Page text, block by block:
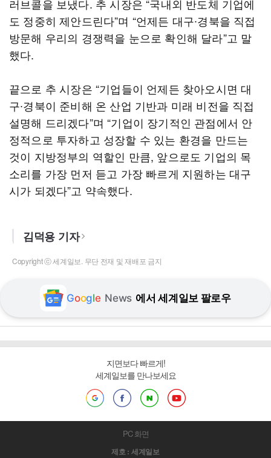
러브콜을 보냈다. 추 시장은 “국내외 반도체 기업에
도 정중히 제안드린다”며 “언제든 대구∙경북을 직접
방문해 우리의 경쟁력을 눈으로 확인해 달라”고 말
했다.
끝으로 추 시장은 “기업들이 언제든 찾아오시면 대
구∙경북이 준비해 온 산업 기반과 미래 비전을 직접
설명해 드리겠다”며 “기업이 장기적인 관점에서 안
정적으로 투자하고 성장할 수 있는 환경을 만드는
것이 지방정부의 역할인 만큼, 앞으로도 기업의 목
소리를 가장 먼저 듣고 가장 빠르게 지원하는 대구
시가 되겠다”고 약속했다.
김덕용 기자
Copyright ⓒ 세계일보. 무단 전재 및 재배포 금지
Google News 에서 세계일보 팔로우
지면보다 빠르게!
세계일보를 만나보세요
PC 화면
제호 : 세계일보